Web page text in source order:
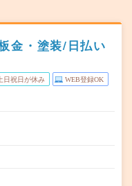
金・塗装/日払い
日祝日が休み WEB登録OK